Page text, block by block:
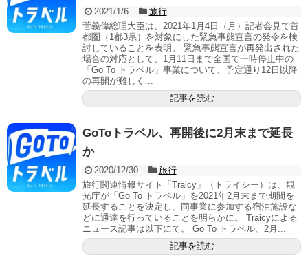
2021/1/6
旅行
菅義偉総理大臣は、2021年1月4日（月）記者会見で首
都圏（1都3県）を対象にした緊急事態宣言の発令を検
討していることを表明。 緊急事態宣言が再発出された
場合の対応として、1月11日まで全国で一時停止中の
「Go To トラベル」事業について、予定通り12日以降
の再開が難しく...
記事を読む
GoToトラベル、再開後に2月末まで延長
か
2020/12/30
旅行
旅行関連情報サイト「Traicy」（トライシー）は、観
光庁が「Go To トラベル」を2021年2月末まで期間を
延長することを決定し、同事業に参加する宿泊施設な
どに通達を行っていることを明らかに。 Traicyによる
ニュース記事は以下にて。 Go To トラベル、2月...
記事を読む